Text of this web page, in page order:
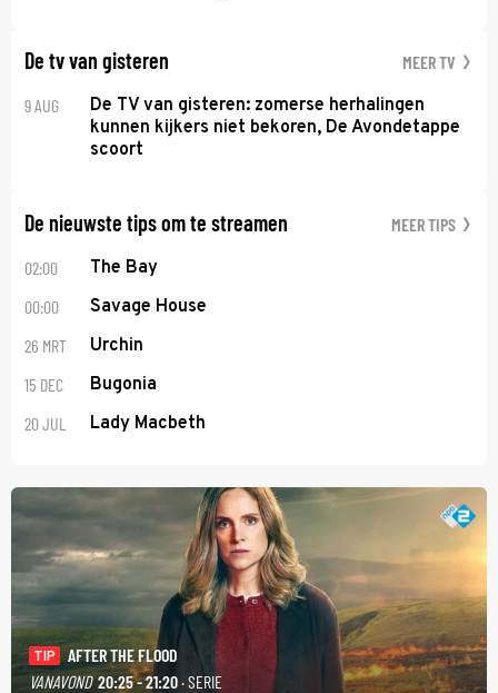
De tv van gisteren MEER TV
9 AUG
De TV van gisteren: zomerse herhalingen
kunnen kijkers niet bekoren, De Avondetappe
scoort
De nieuwste tips om te streamen MEER TIPS
02:00 The Bay
00:00 Savage House
26 MRT Urchin
15 DEC Bugonia
20 JUL Lady Macbeth
TIP
AFTER THE FLOOD
VANAVOND 20:25 - 21:20· SERIE